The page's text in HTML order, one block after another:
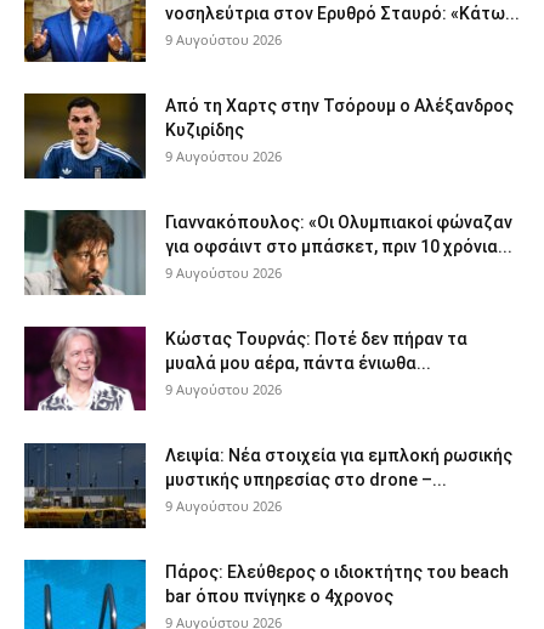
νοσηλεύτρια στον Ερυθρό Σταυρό: «Κάτω...
9 Αυγούστου 2026
Από τη Χαρτς στην Τσόρουμ ο Αλέξανδρος
Κυζιρίδης
9 Αυγούστου 2026
Γιαννακόπουλος: «Οι Ολυμπιακοί φώναζαν
για οφσάιντ στο μπάσκετ, πριν 10 χρόνια...
9 Αυγούστου 2026
Κώστας Τουρνάς: Ποτέ δεν πήραν τα
μυαλά μου αέρα, πάντα ένιωθα...
9 Αυγούστου 2026
Λειψία: Νέα στοιχεία για εμπλοκή ρωσικής
μυστικής υπηρεσίας στο drone –...
9 Αυγούστου 2026
Πάρος: Ελεύθερος ο ιδιοκτήτης του beach
bar όπου πνίγηκε ο 4χρονος
9 Αυγούστου 2026